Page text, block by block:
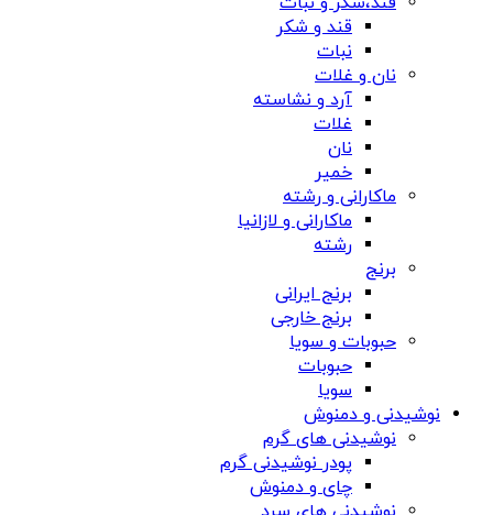
قند و شکر
نبات
نان و غلات
آرد و نشاسته
غلات
نان
خمیر
ماکارانی و رشته
ماکارانی و لازانیا
رشته
برنج
برنج ایرانی
برنج خارجی
حبوبات و سویا
حبوبات
سویا
نوشیدنی و دمنوش
نوشیدنی های گرم
پودر نوشیدنی گرم
چای و دمنوش